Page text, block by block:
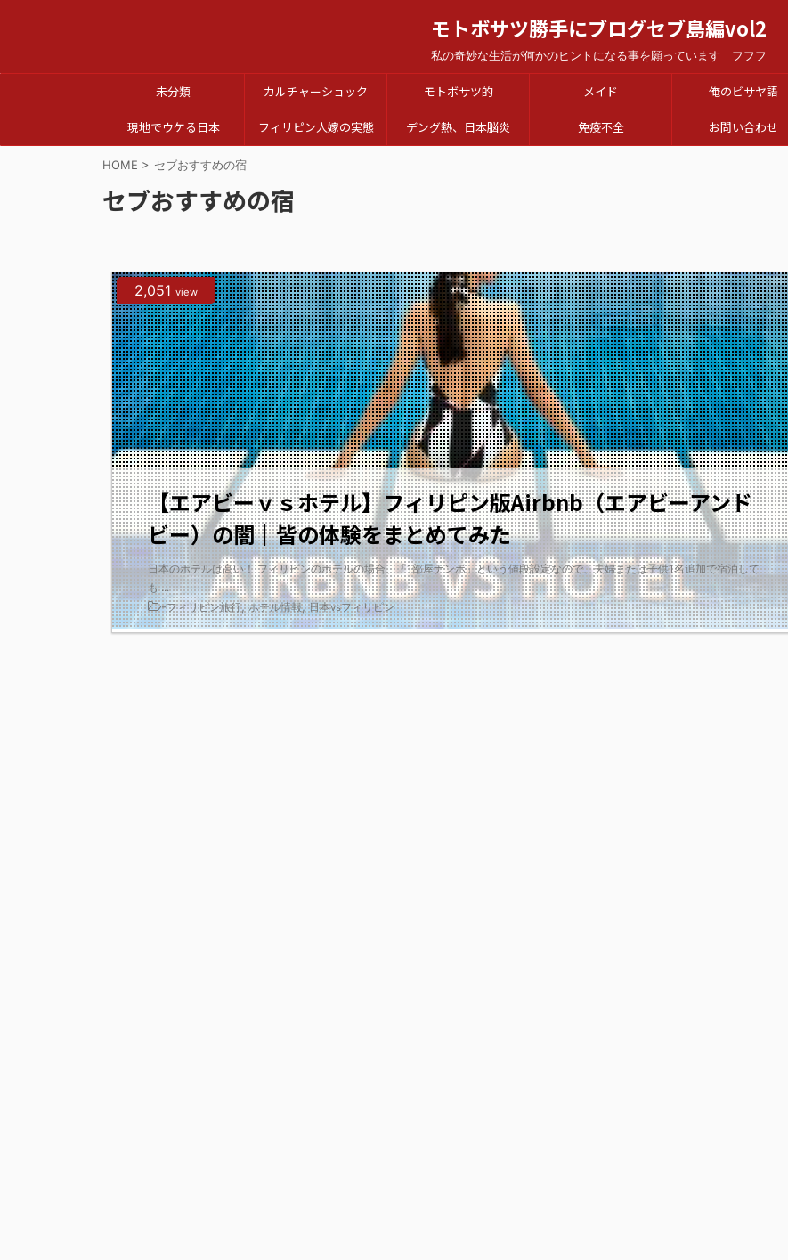
モトボサツ勝手にブログセブ島編vol2
私の奇妙な生活が何かのヒントになる事を願っています フフフ
未分類 カルチャーショック モトボサツ的 メイド 俺のビサヤ語
現地でウケる日本 フィリピン人嫁の実態 デング熱、日本脳炎 免疫不全 お問い合わせ
HOME > セブおすすめの宿
セブおすすめの宿
2019/11/1
2,051 view
【エアビーｖｓホテル】フィリピン版Airbnb（エアビーアンド
ビー）の闇｜皆の体験をまとめてみた
日本のホテルは高い！ フィリピンのホテルの場合、「1部屋ナンボ」という値段設定なので、夫婦または子供1名追加で宿泊して
も ...
-フィリピン旅行,ホテル情報,日本vsフィリピン